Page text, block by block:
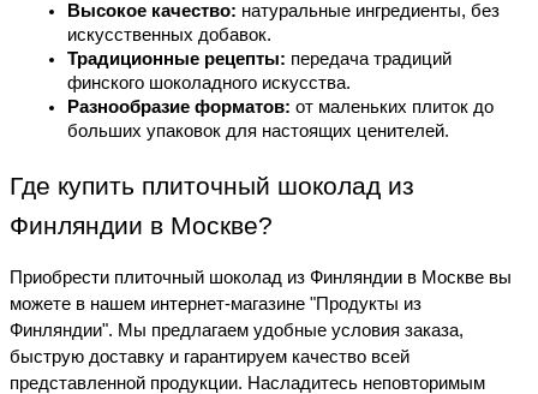
Высокое качество: натуральные ингредиенты, без
искусственных добавок.
Традиционные рецепты: передача традиций
финского шоколадного искусства.
Разнообразие форматов: от маленьких плиток до
больших упаковок для настоящих ценителей.
Где купить плиточный шоколад из
Финляндии в Москве?
Приобрести плиточный шоколад из Финляндии в Москве вы
можете в нашем интернет-магазине "Продукты из
Финляндии". Мы предлагаем удобные условия заказа,
быструю доставку и гарантируем качество всей
представленной продукции. Насладитесь неповторимым